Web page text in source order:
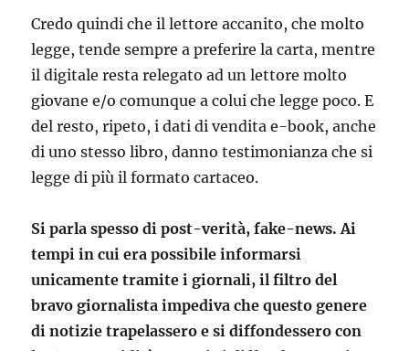
Credo quindi che il lettore accanito, che molto
legge, tende sempre a preferire la carta, mentre
il digitale resta relegato ad un lettore molto
giovane e/o comunque a colui che legge poco. E
del resto, ripeto, i dati di vendita e-book, anche
di uno stesso libro, danno testimonianza che si
legge di più il formato cartaceo.
Si parla spesso di post-verità, fake-news. Ai
tempi in cui era possibile informarsi
unicamente tramite i giornali, il filtro del
bravo giornalista impediva che questo genere
di notizie trapelassero e si diffondessero con